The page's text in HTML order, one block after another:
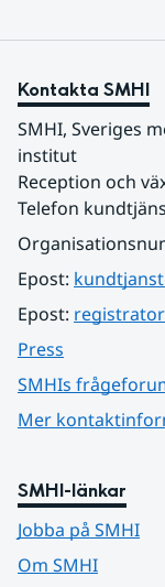
Kontakta SMHI
SMHI, Sveriges
institut
Reception och
Telefon
Epost:
Epost:
Press
SMHIs
Mer
SMHI-länkar
Jobba på SMHI
Om SMHI